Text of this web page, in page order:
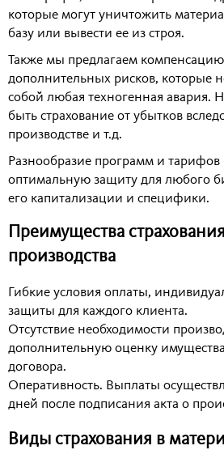
которые могут уничтожить
базу или вывести ее из строя.
Также мы предлагаем компенсацию
дополнительных рисков, которые
собой любая техногенная авария.
быть страхование от убытков
производстве и т.д.
Разнообразие программ и тарифов
оптимальную защиту для любого
его капитализации и специфики.
Преимущества
производства
Гибкие условия оплаты,
защиты для каждого клиента.
Отсутствие необходимости
дополнительную оценку
договора.
Оперативность. Выплаты
дней после подписания акта о
Виды страхования в